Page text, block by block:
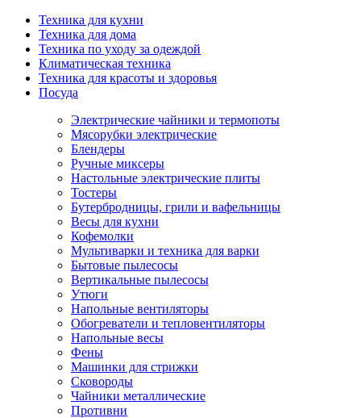
Техника для кухни
Техника для дома
Техника по уходу за одеждой
Климатическая техника
Техника для красоты и здоровья
Посуда
Электрические чайники и термопоты
Мясорубки электрические
Блендеры
Ручные миксеры
Настольные электрические плиты
Тостеры
Бутербродницы, грили и вафельницы
Весы для кухни
Кофемолки
Мультиварки и техника для варки
Бытовые пылесосы
Вертикальные пылесосы
Утюги
Напольные вентиляторы
Обогреватели и тепловентиляторы
Напольные весы
Фены
Машинки для стрижки
Сковороды
Чайники металлические
Противни